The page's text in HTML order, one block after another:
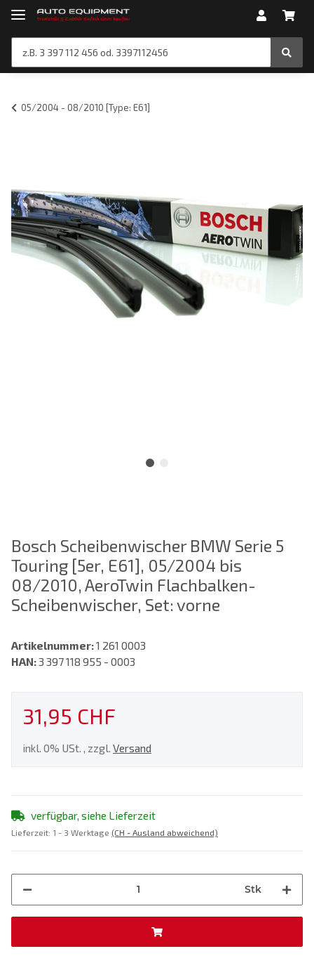
05/2004 - 08/2010 [Type: E61]
Bosch Scheibenwischer BMW Serie 5
Touring [5er, E61], 05/2004 bis
08/2010, AeroTwin Flachbalken-
Scheibenwischer, Set: vorne
Artikelnummer:1 261 0003
HAN:3 397 118 955 - 0003
31,95 CHF
inkl. 0% USt. , zzgl. Versand
verfügbar, siehe Lieferzeit
Lieferzeit: 1 - 3 Werktage (CH - Ausland abweichend)
Stk